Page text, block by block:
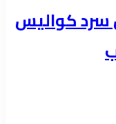
سرد كواليس